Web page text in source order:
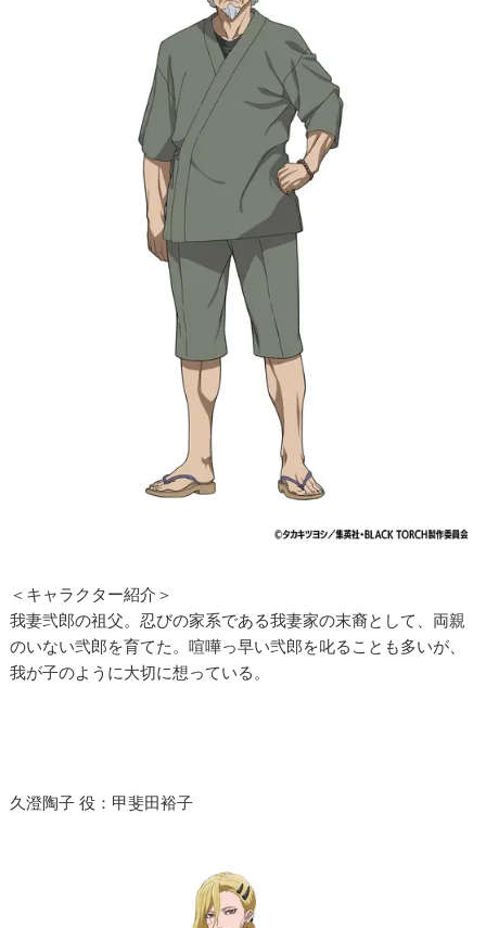
＜キャラクター紹介＞
我妻弐郎の祖父。忍びの家系である我妻家の末裔として、両親
のいない弐郎を育てた。喧嘩っ早い弐郎を叱ることも多いが、
我が子のように大切に想っている。
久澄陶子 役：甲斐田裕子